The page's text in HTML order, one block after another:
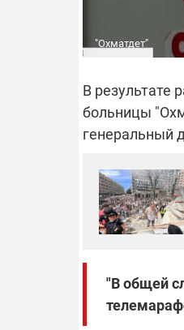
"Охматдет"
В результате
больницы
генеральный
"В общей